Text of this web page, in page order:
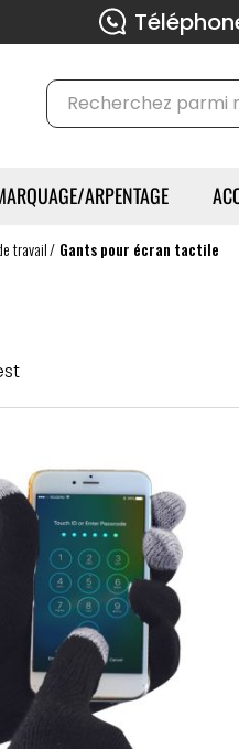
ARPENTAGE
travail Gants pour écran tactile